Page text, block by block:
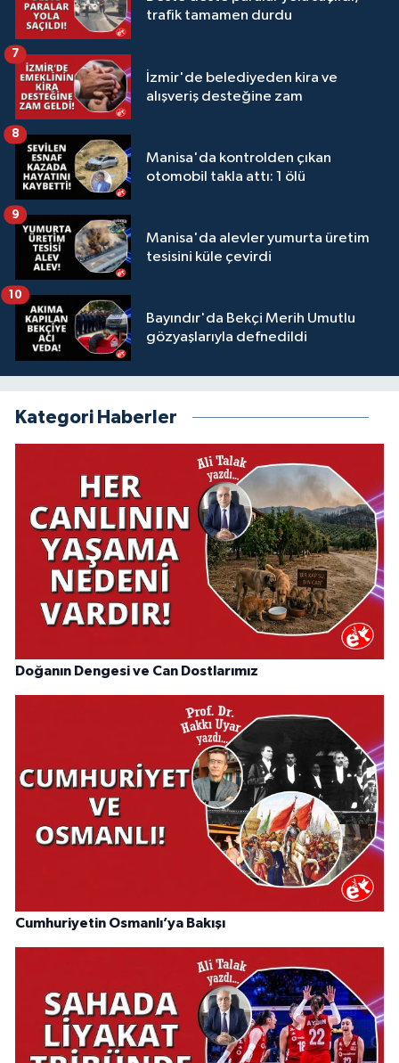
trafik tamamen durdu
İzmir'de belediyeden kira ve
alışveriş desteğine zam
7
Manisa'da kontrolden çıkan
otomobil takla attı: 1 ölü
8
Manisa'da alevler yumurta üretim
tesisini küle çevirdi
9
Bayındır'da Bekçi Merih Umutlu
gözyaşlarıyla defnedildi
10
Kategori Haberler
Doğanın Dengesi ve Can Dostlarımız
Cumhuriyetin Osmanlı’ya Bakışı